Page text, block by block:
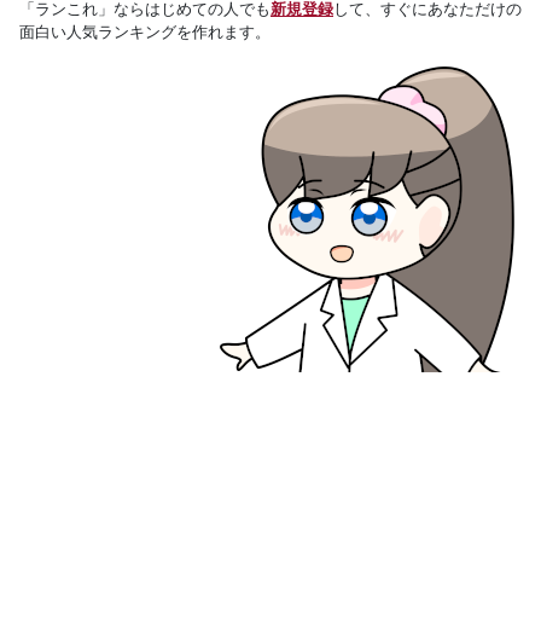
「ランこれ」ならはじめての人でも新規登録して、すぐにあなただけの
面白い人気ランキングを作れます。